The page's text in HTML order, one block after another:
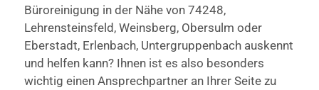
Büroreinigung in der Nähe von 74248,
Lehrensteinsfeld, Weinsberg, Obersulm oder
Eberstadt, Erlenbach, Untergruppenbach auskennt
und helfen kann? Ihnen ist es also besonders
wichtig einen Ansprechpartner an Ihrer Seite zu